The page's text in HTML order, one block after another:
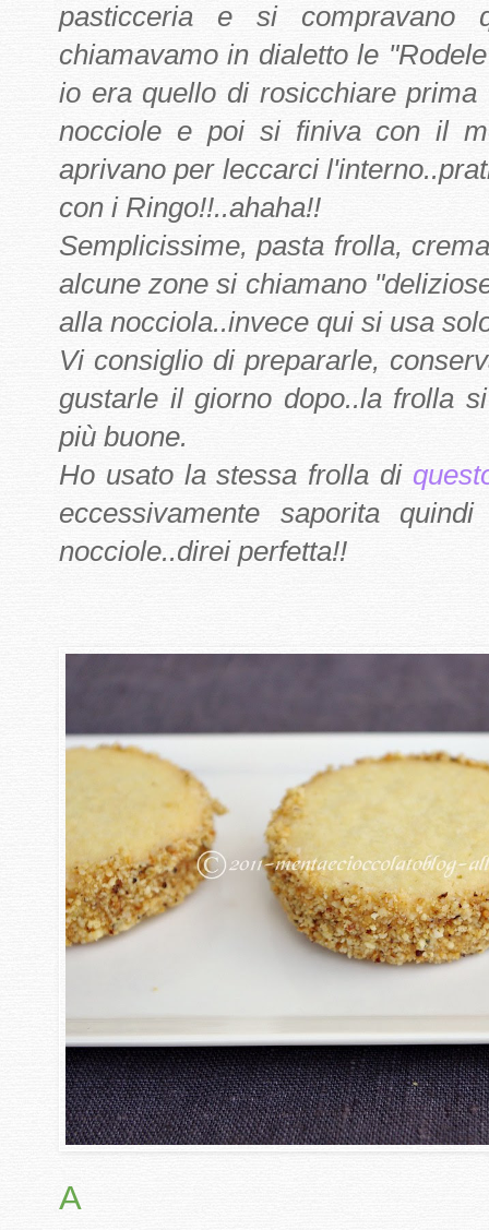
pasticceria e si compravano
chiamavamo in dialetto le
io era quello di rosicchiare
nocciole e poi si finiva con il
aprivano per leccarci
con i Ringo!!..ahaha!!
Semplicissime, pasta frolla,
alcune zone si chiamano
alla nocciola..invece qui si usa
Vi consiglio di prepararle,
gustarle il giorno dopo..la frolla
più buone.
Ho usato la stessa frolla di
eccessivamente saporita
nocciole..direi perfetta!!
A